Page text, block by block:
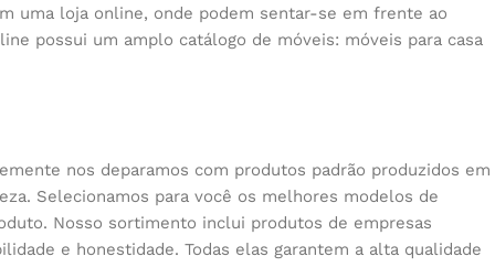
uma loja online, onde podem sentar-se em frente ao
possui um amplo catálogo de móveis: móveis para casa
nos deparamos com produtos padrão produzidos em
Selecionamos para você os melhores modelos de
Nosso sortimento inclui produtos de empresas
e honestidade. Todas elas garantem a alta qualidade